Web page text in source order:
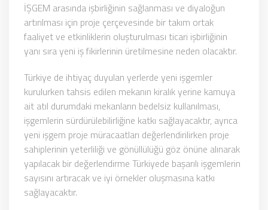
İŞGEM arasında işbirliğinin sağlanması ve diyaloğun
artırılması için proje çerçevesinde bir takım ortak
faaliyet ve etkinliklerin oluşturulması ticari işbirliğinin
yanı sıra yeni iş fikirlerinin üretilmesine neden olacaktır.
Türkiye de ihtiyaç duyulan yerlerde yeni işgemler
kurulurken tahsis edilen mekanın kiralık yerine kamuya
ait atıl durumdaki mekanların bedelsiz kullanılması,
işgemlerin sürdürülebilirliğine katkı sağlayacaktır, ayrıca
yeni işgem proje müracaatları değerlendirilirken proje
sahiplerinin yeterliliği ve gönüllülüğü göz önüne alınarak
yapılacak bir değerlendirme Türkiyede başarılı işgemlerin
sayısını artıracak ve iyi örnekler oluşmasına katkı
sağlayacaktır.